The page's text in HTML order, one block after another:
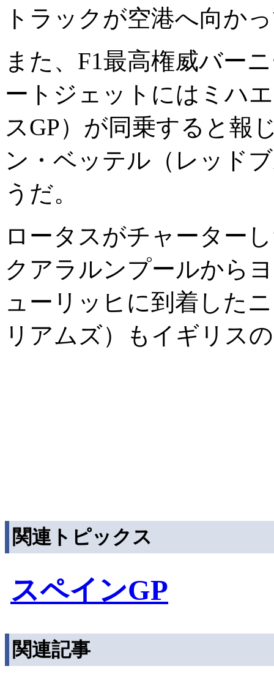
トラックが空港へ向か
また、F1最高権威バー
ートジェットにはミハ
スGP）が同乗すると報
ン・ベッテル（レッド
うだ。
ロータスがチャーター
クアラルンプールから
ューリッヒに到着した
リアムズ）もイギリス
関連トピックス
スペインGP
関連記事